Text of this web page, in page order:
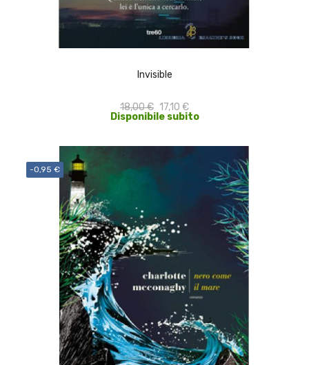
Invisible
18,00 € 17,10 €
Disponibile subito
-0,95 €